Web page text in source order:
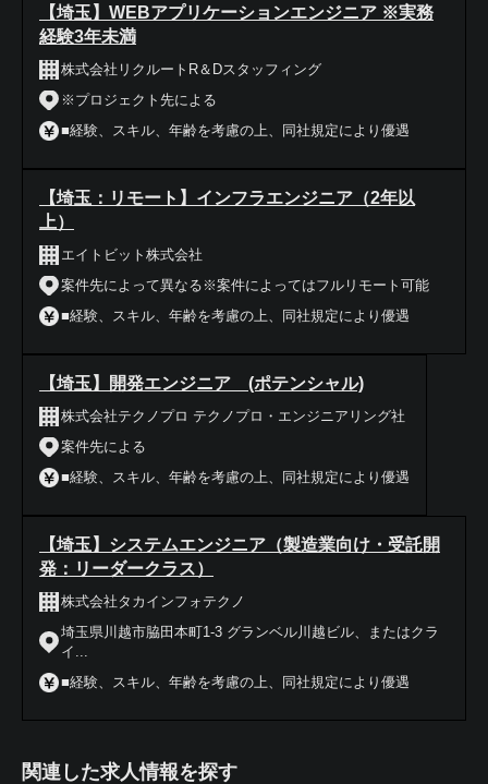
【埼玉】WEBアプリケーションエンジニア ※実務
経験3年未満
株式会社リクルートR＆Dスタッフィング
※プロジェクト先による
■経験、スキル、年齢を考慮の上、同社規定により優遇
【埼玉：リモート】インフラエンジニア（2年以
上）
エイトビット株式会社
案件先によって異なる※案件によってはフルリモート可能
■経験、スキル、年齢を考慮の上、同社規定により優遇
【埼玉】開発エンジニア (ポテンシャル)
株式会社テクノプロ テクノプロ・エンジニアリング社
案件先による
■経験、スキル、年齢を考慮の上、同社規定により優遇
【埼玉】システムエンジニア（製造業向け・受託開
発：リーダークラス）
株式会社タカインフォテクノ
埼玉県川越市脇田本町1-3 グランベル川越ビル、またはクラ
イ...
■経験、スキル、年齢を考慮の上、同社規定により優遇
関連した求人情報を探す